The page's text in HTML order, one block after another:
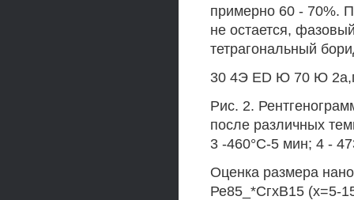
примерно 60 - 70%.
не остается,
тетрагональный
30 4Э ED Ю 70 Ю
Рис. 2.
после различных
3 -460°С-5 мин; 4 -
Оценка размера
Ре85_*СгхВ15 (х=5-